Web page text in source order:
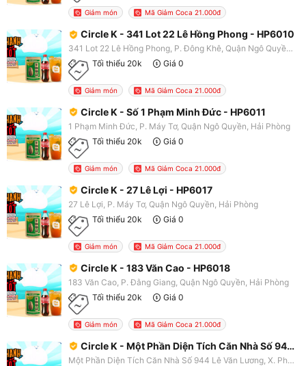
Giảm món Mã Giảm Coca 21.000đ
Circle K - 341 Lot 22 Lê Hồng Phong - HP6010
341 Lot 22 Lê Hồng Phong, P. Đông Khê, Quận Ngô Quyền, Hải Phòng
Tối thiểu 20k
Giá 0
Giảm món Mã Giảm Coca 21.000đ
Circle K - Số 1 Phạm Minh Đức - HP6011
1 Phạm Minh Đức, P. Máy Tơ, Quận Ngô Quyền, Hải Phòng
Tối thiểu 20k
Giá 0
Giảm món Mã Giảm Coca 21.000đ
Circle K - 27 Lê Lợi - HP6017
27 Lê Lợi, P. Máy Tơ, Quận Ngô Quyền, Hải Phòng
Tối thiểu 20k
Giá 0
Giảm món Mã Giảm Coca 21.000đ
Circle K - 183 Văn Cao - HP6018
183 Văn Cao, P. Đằng Giang, Quận Ngô Quyền, Hải Phòng
Tối thiểu 20k
Giá 0
Giảm món Mã Giảm Coca 21.000đ
Circle K - Một Phần Diện Tích Căn Nhà Số 944 Lê Văn Lương - SG0347
Một Phần Diện Tích Căn Nhà Số 944 Lê Văn Lương, X. Phước Kiển, Nhà Bè, TP. HCM